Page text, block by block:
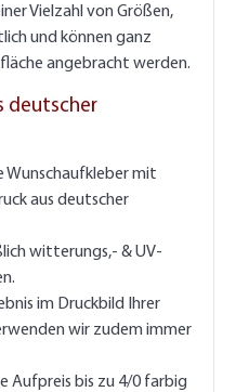
Vielzahl von Größen,
und können ganz
angebracht werden.
deutscher
Wunschaufkleber mit
aus deutscher
witterungs,- & UV-
im Druckbild Ihrer
wir zudem immer
Aufpreis bis zu 4/0 farbig